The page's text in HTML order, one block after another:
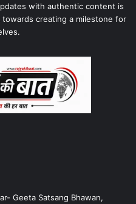
with authentic content is
creating a milestone for
Geeta Satsang Bhawan,